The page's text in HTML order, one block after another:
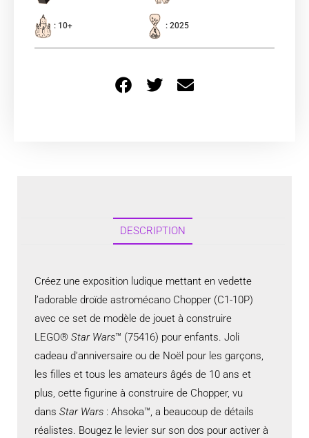
: 10+ : 2025
DESCRIPTION
Créez une exposition ludique mettant en vedette
l’adorable droïde astromécano Chopper (C1-10P)
avec ce set de modèle de jouet à construire
LEGO® Star Wars™ (75416) pour enfants. Joli
cadeau d’anniversaire ou de Noël pour les garçons,
les filles et tous les amateurs âgés de 10 ans et
plus, cette figurine à construire de Chopper, vu
dans Star Wars : Ahsoka™, a beaucoup de détails
réalistes. Bougez le levier sur son dos pour activer à